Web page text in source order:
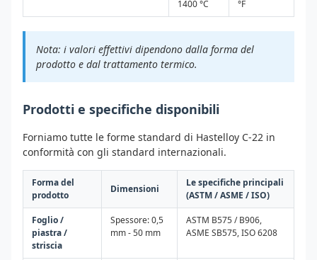
1400 °C °F
Nota: i valori effettivi dipendono dalla forma del
prodotto e dal trattamento termico.
Prodotti e specifiche disponibili
Forniamo tutte le forme standard di Hastelloy C-22 in
conformità con gli standard internazionali.
Forma del
prodotto
Dimensioni
Le specifiche principali
(ASTM / ASME / ISO)
Foglio /
piastra /
striscia
Spessore: 0,5
mm - 50 mm
ASTM B575 / B906,
ASME SB575, ISO 6208